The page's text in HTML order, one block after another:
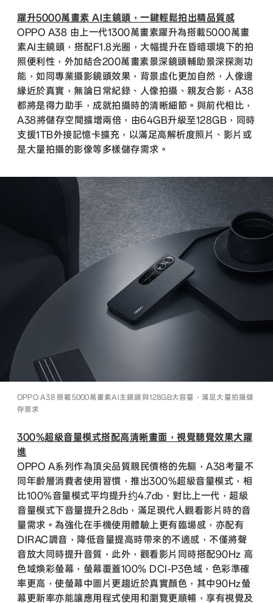
躍升5000萬畫素 AI主鏡頭，一鍵輕鬆拍出精品質感
OPPO A38 由上一代1300萬畫素躍升為搭載5000萬畫
素AI主鏡頭，搭配F1.8光圈，大幅提升在昏暗環境下的拍
照便利性，外加結合200萬畫素景深鏡頭輔助景深探測功
能，如同專業攝影鏡頭效果，背景虛化更加自然，人像邊
緣近於真實，無論日常紀錄、人像拍攝、親友合影，A38
都將是得力助手，成就拍攝時的清晰細節。與前代相比，
A38將儲存空間擴增兩倍，由64GB升級至128GB，同時
支援1TB外接記憶卡擴充，以滿足高解析度照片、影片或
是大量拍攝的影像等多樣儲存需求。
OPPO A38 搭載5000萬畫素AI主鏡頭與128GB大容量，滿足大量拍攝儲
存需求
300%超級音量模式搭配高清晰畫面，視覺聽覺效果大躍
進
OPPO A系列作為頂尖品質親民價格的先驅，A38考量不
同年齡層消費者使用習慣，推出300%超級音量模式，相
比100%音量模式平均提升约4.7db，對比上一代，超級
音量模式下音量提升2.8db，滿足現代人觀看影片時的音
量需求。為強化在手機使用體驗上更有臨場感，亦配有
DIRAC調音，降低音量提高時帶來的不適感，不僅將聲
音放大同時提升音質，此外，觀看影片同時搭配90Hz 高
色域煥彩螢幕，螢幕覆蓋100% DCI-P3色域，色彩準確
率更高，使螢幕中圖片更趨近於真實顏色，其中90Hz螢
幕更新率亦能讓應用程式使用和瀏覽更順暢，享有視覺及